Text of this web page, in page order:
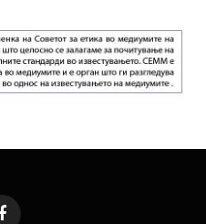
Facebook